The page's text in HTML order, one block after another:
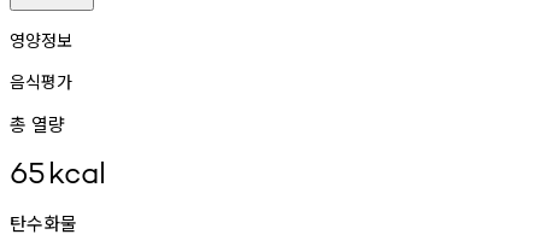
영양정보
음식평가
총 열량
65kcal
탄수화물